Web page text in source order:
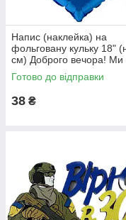
Напис (наклейка) на
фольговану кульку 18"
см) Доброго вечора! Ми
України! (будь-який колір)
Готово до відправки
38 ₴